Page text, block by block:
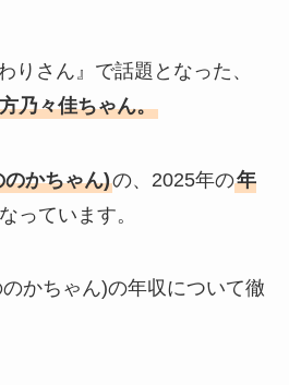
りさん』で話題となった、
乃々佳ちゃん。
のかちゃん)の、2025年の年
っています。
かちゃん)の年収について徹